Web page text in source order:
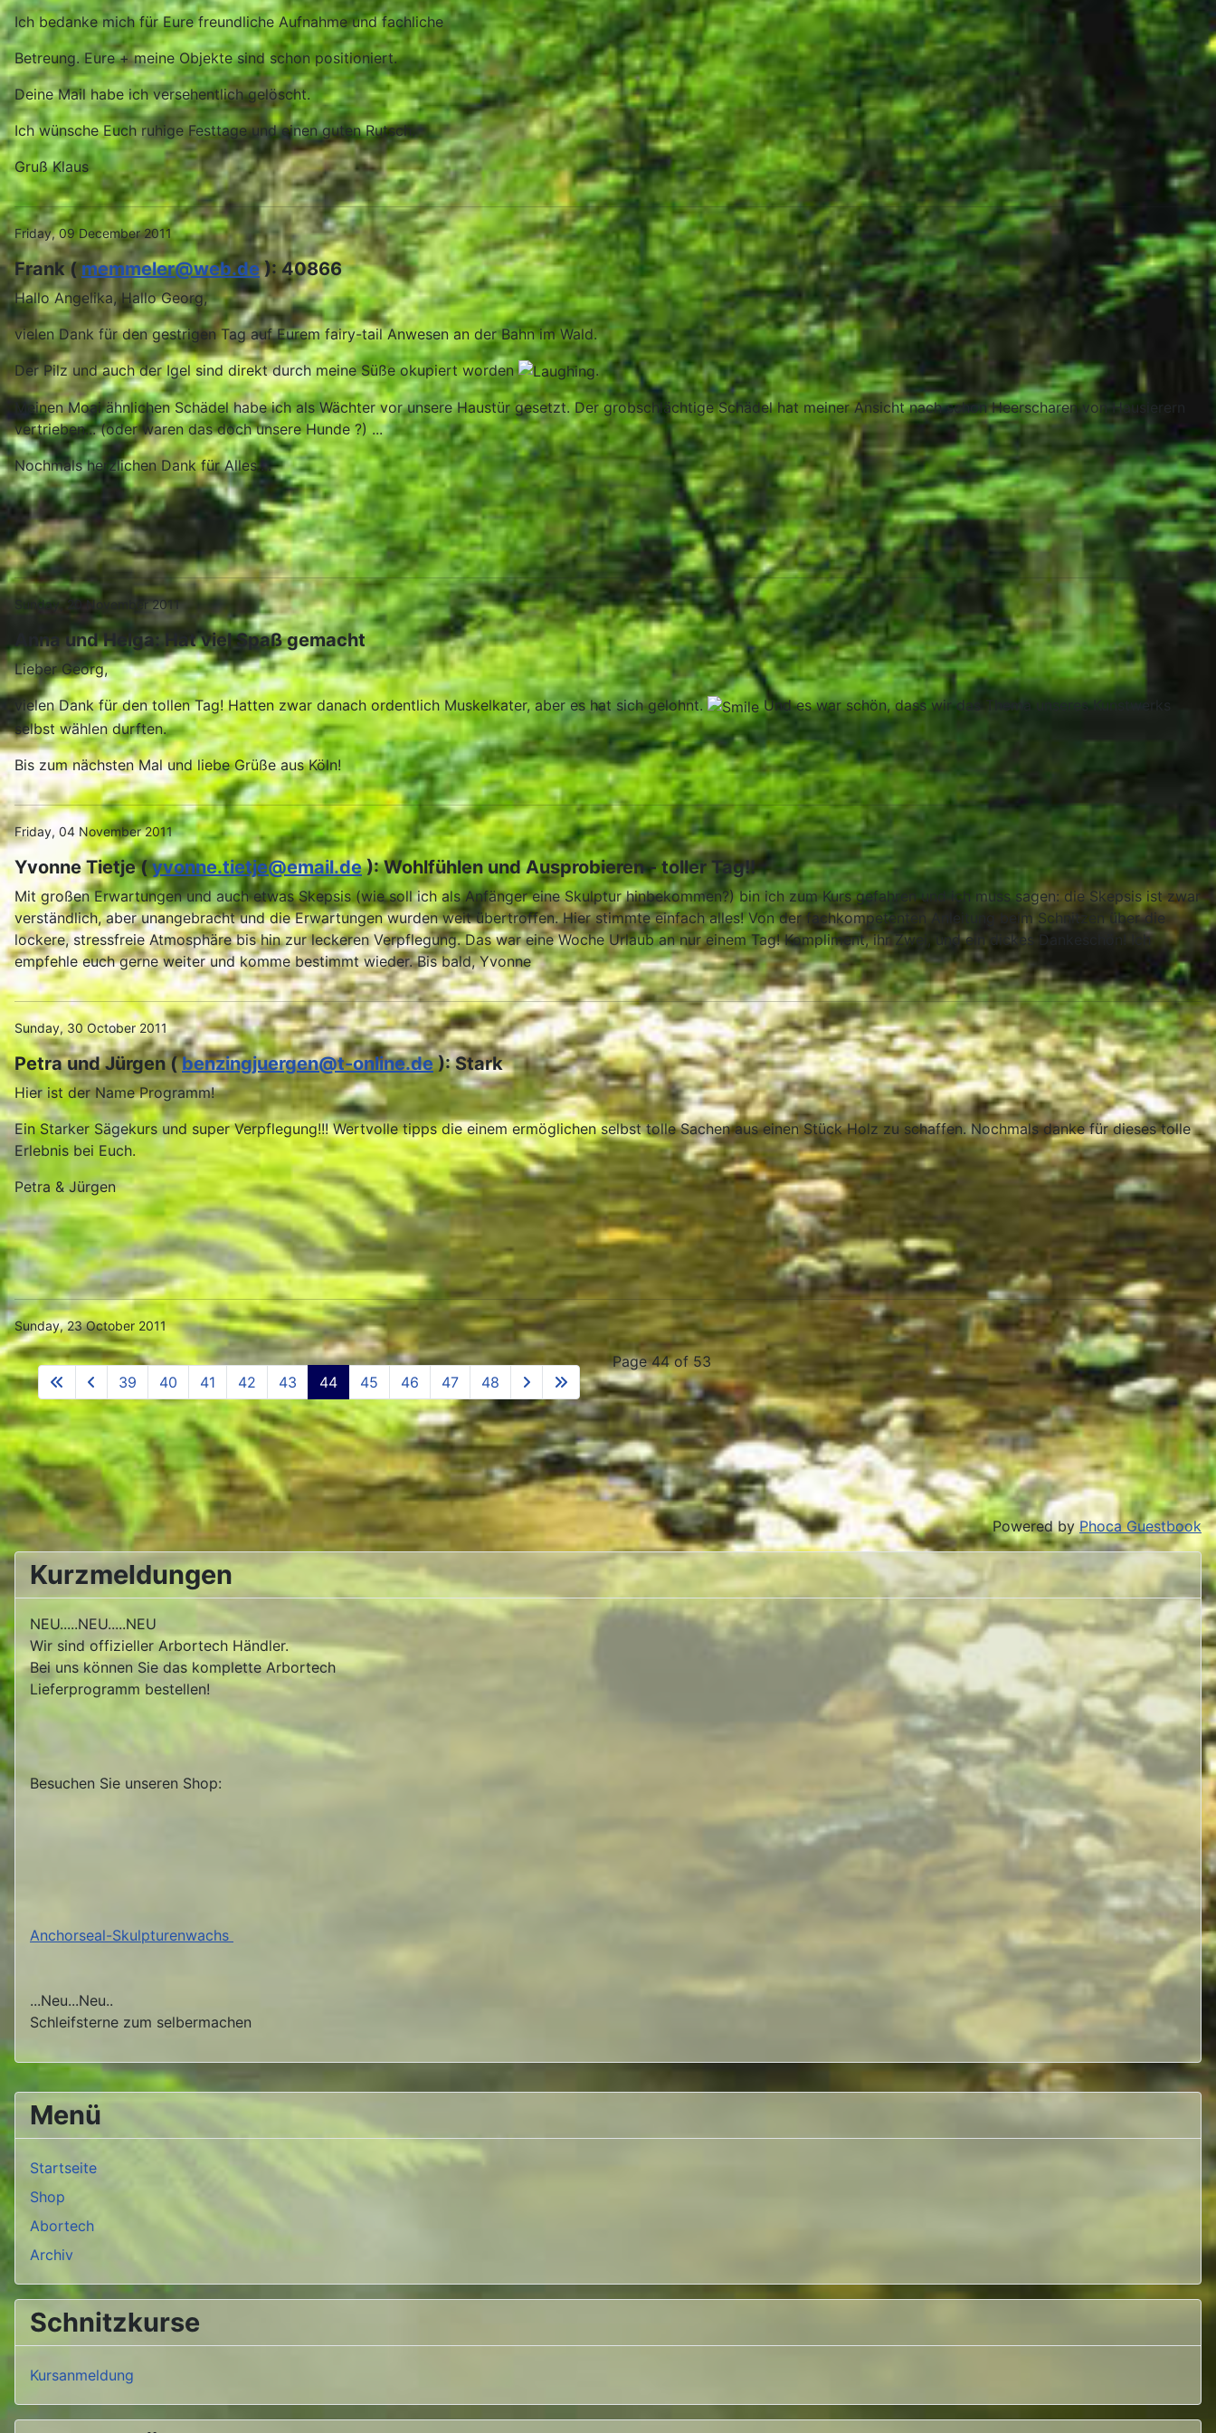
Menü
Startseite
Shop
Abortech
Archiv
Schnitzkurse
Kursanmeldung
Ich bedanke mich für Eure freundliche Aufnahme und fachliche
Betreung. Eure + meine Objekte sind schon positioniert.
Deine Mail habe ich versehentlich gelöscht.
Ich wünsche Euch ruhige Festtage und einen guten Rutsch.
Gruß Klaus
Friday, 09 December 2011
Frank (memmeler@web.de): 40866
Hallo Angelika, Hallo Georg,
vielen Dank für den gestrigen Tag auf Eurem fairy-tail Anwesen an der Bahn im Wald.
Der Pilz und auch der Igel sind direkt durch meine Süße okupiert worden
.
Meinen Moai ähnlichen Schädel habe ich als Wächter vor unsere Haustür gesetzt. Der grobschlächtige Schädel hat meiner Ansicht nach schon Heerscharen von Hausierern
vertrieben... (oder waren das doch unsere Hunde ?) ...
Nochmals herzlichen Dank für Alles....
Sunday, 20 November 2011
Anna und Helga: Hat viel Spaß gemacht
Lieber Georg,
vielen Dank für den tollen Tag! Hatten zwar danach ordentlich Muskelkater, aber es hat sich gelohnt.
Und es war schön, dass wir das Thema unseres Kunstwerks
selbst wählen durften.
Bis zum nächsten Mal und liebe Grüße aus Köln!
Friday, 04 November 2011
Yvonne Tietje (yvonne.tietje@email.de): Wohlfühlen und Ausprobieren - toller Tag!!
Mit großen Erwartungen und auch etwas Skepsis (wie soll ich als Anfänger eine Skulptur hinbekommen?) bin ich zum Kurs gefahren und ich muss sagen: die Skepsis ist zwar
verständlich, aber unangebracht und die Erwartungen wurden weit übertroffen. Hier stimmte einfach alles! Von der fachkompetenten Anleitung beim Schnitzen über die
lockere, stressfreie Atmosphäre bis hin zur leckeren Verpflegung. Das war eine Woche Urlaub an nur einem Tag! Kompliment, ihr Zwei, und ein dickes Dankeschön! Ich
empfehle euch gerne weiter und komme bestimmt wieder. Bis bald, Yvonne
Sunday, 30 October 2011
Petra und Jürgen (benzingjuergen@t-online.de): Stark
Hier ist der Name Programm!
Ein Starker Sägekurs und super Verpflegung!!! Wertvolle tipps die einem ermöglichen selbst tolle Sachen aus einen Stück Holz zu schaffen. Nochmals danke für dieses tolle
Erlebnis bei Euch.
Petra & Jürgen
Sunday, 23 October 2011
39 40 41 42 43 44 45 46 47 48
Page 44 of 53
Powered byPhoca Guestbook
Kurzmeldungen
NEU.....NEU.....NEU
Wir sind offizieller Arbortech Händler.
Bei uns können Sie das komplette Arbortech
Lieferprogramm bestellen!
Besuchen Sie unseren Shop:
Anchorseal-Skulpturenwachs
...Neu...Neu..
Schleifsterne zum selbermachen